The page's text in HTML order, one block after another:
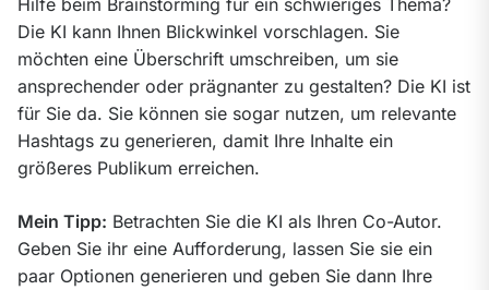
Die KI kann Ihnen Blickwinkel vorschlagen. Sie
möchten eine Überschrift umschreiben, um sie
ansprechender oder prägnanter zu gestalten? Die KI ist
für Sie da. Sie können sie sogar nutzen, um relevante
Hashtags zu generieren, damit Ihre Inhalte ein
größeres Publikum erreichen.
Mein Tipp: Betrachten Sie die KI als Ihren Co-Autor.
Geben Sie ihr eine Aufforderung, lassen Sie sie ein
paar Optionen generieren und geben Sie dann Ihre